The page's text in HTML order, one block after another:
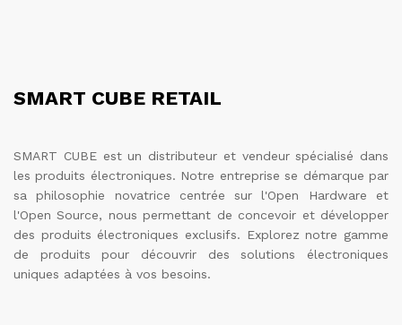
SMART CUBE RETAIL
SMART CUBE est un distributeur et vendeur spécialisé dans
les produits électroniques. Notre entreprise se démarque par
sa philosophie novatrice centrée sur l'Open Hardware et
l'Open Source, nous permettant de concevoir et développer
des produits électroniques exclusifs. Explorez notre gamme
de produits pour découvrir des solutions électroniques
uniques adaptées à vos besoins.